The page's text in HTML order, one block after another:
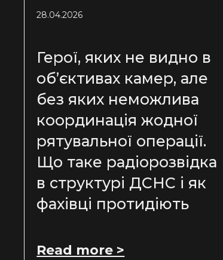
28.04.2026
Герої, яких не видно в
об’єктивах камер, але
без яких неможлива
координація жодної
рятувальної операції.
Що таке радіорозвідка
в структурі ДСНС і як
фахівці протидіють
Read more >